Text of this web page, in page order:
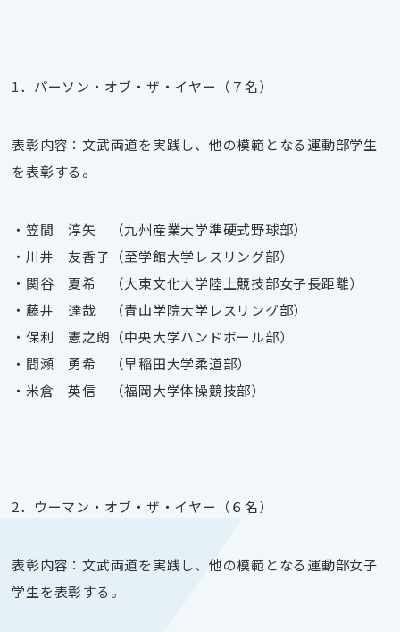
1．パーソン・オブ・ザ・イヤー（７名）
表彰内容：文武両道を実践し、他の模範となる運動部学生
を表彰する。
・笠間 淳矢 （九州産業大学準硬式野球部）
・川井 友香子（至学館大学レスリング部）
・関谷 夏希 （大東文化大学陸上競技部女子長距離）
・藤井 達哉 （青山学院大学レスリング部）
・保利 憲之朗（中央大学ハンドボール部）
・間瀬 勇希 （早稲田大学柔道部）
・米倉 英信 （福岡大学体操競技部）
2．ウーマン・オブ・ザ・イヤー（６名）
表彰内容：文武両道を実践し、他の模範となる運動部女子
学生を表彰する。